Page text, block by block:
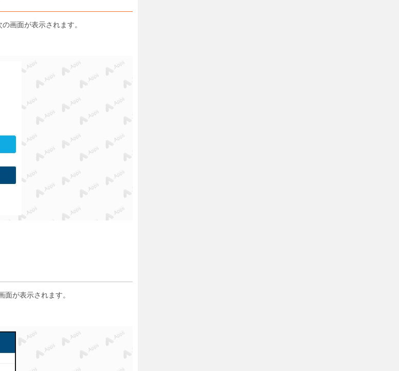
画面が表示されます。
が表示されます。